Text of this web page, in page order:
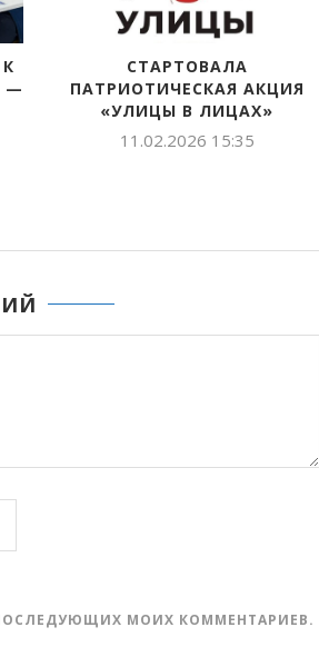
—
СТАРТОВАЛА
ПАТРИОТИЧЕСКАЯ АКЦИЯ
«УЛИЦЫ В ЛИЦАХ»
11.02.2026 15:35
МОИХ КОММЕНТАРИЕВ.